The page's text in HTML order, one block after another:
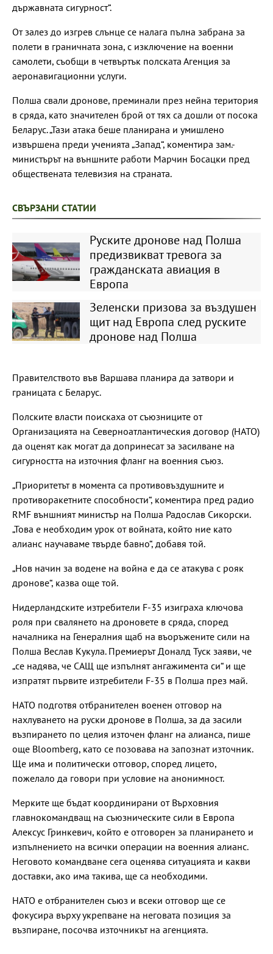
държавната сигурност“.
От залез до изгрев слънце се налага пълна забрана за
полети в граничната зона, с изключение на военни
самолети, съобщи в четвъртък полската Агенция за
аеронавигационни услуги.
Полша свали дронове, преминали през нейна територия
в сряда, като значителен брой от тях са дошли от посока
Беларус. „Тази атака беше планирана и умишлено
извършена преди ученията „Запад“, коментира зам.-
министърът на външните работи Марчин Босацки пред
обществената телевизия на страната.
СВЪРЗАНИ СТАТИИ
Руските дронове над Полша
предизвикват тревога за
гражданската авиация в
Европа
Зеленски призова за въздушен
щит над Европа след руските
дронове над Полша
Правителството във Варшава планира да затвори и
границата с Беларус.
Полските власти поискаха от съюзниците от
Организацията на Северноатлантическия договор (НАТО)
да оценят как могат да допринесат за засилване на
сигурността на източния фланг на военния съюз.
„Приоритетът в момента са противовъздушните и
противоракетните способности“, коментира пред радио
RMF външният министър на Полша Радослав Сикорски.
„Това е необходим урок от войната, който ние като
алианс научаваме твърде бавно“, добавя той.
„Нов начин за водене на война е да се атакува с рояк
дронове“, казва още той.
Нидерландските изтребители F-35 изиграха ключова
роля при свалянето на дроновете в сряда, според
началника на Генералния щаб на въоръжените сили на
Полша Веслав Кукула. Премиерът Доналд Туск заяви, че
„се надява, че САЩ ще изпълнят ангажимента си“ и ще
изпратят първите изтребители F-35 в Полша през май.
НАТО подготвя отбранителен военен отговор на
нахлуването на руски дронове в Полша, за да засили
възпирането по целия източен фланг на алианса, пише
още Bloomberg, като се позовава на запознат източник.
Ще има и политически отговор, според лицето,
пожелало да говори при условие на анонимност.
Мерките ще бъдат координирани от Върховния
главнокомандващ на съюзническите сили в Европа
Алексус Гринкевич, който е отговорен за планирането и
изпълнението на всички операции на военния алианс.
Неговото командване сега оценява ситуацията и какви
доставки, ако има такива, ще са необходими.
НАТО е отбранителен съюз и всеки отговор ще се
фокусира върху укрепване на неговата позиция за
възпиране, посочва източникът на агенцията.